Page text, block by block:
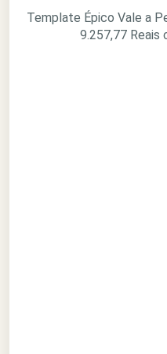
Template Épico Vale a
9.257,77